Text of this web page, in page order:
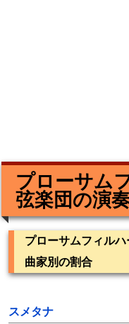
プローサム
弦楽団の演
プローサムフィル
曲家別の割合
スメタナ